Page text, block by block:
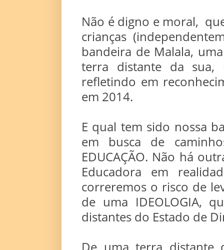
Não é digno e moral,
crianças
bandeira de Malala,
terra distante da sua,
refletindo em
em 2014.
E qual tem sido nossa
em busca de
EDUCAÇÃO. Não há
Educadora em
correremos o risco de
de uma IDEOLOGIA,
distantes do Estado de